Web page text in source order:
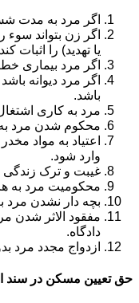
اگر مرد به مدت
اگر زن بتواند
یا تهدید) را اثبات
اگر مرد بیماری
اگر مرد دیوانه
باشد.
مرد به کاری
محکوم شدن مرد به مجازات ۵ سال
اعتیاد به مواد
وارد شود.
غیبت و ترک
محکومیت مرد به
بچه دار نشدن مرد
مفقود الاثر شدن
دادگاه.
ازدواج مجدد مرد
حق تعیین مسکن در سند